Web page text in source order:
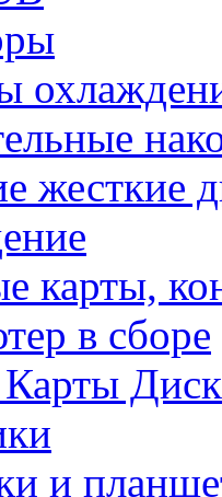
жесткие
карты,
в сборе
и